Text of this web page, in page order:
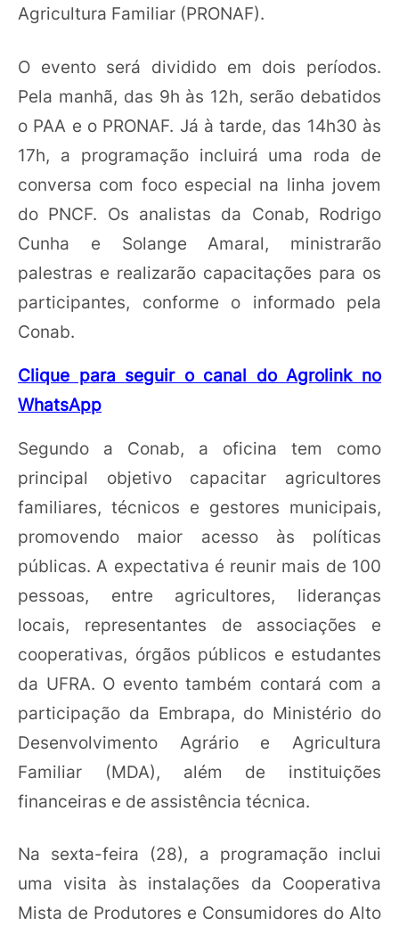
Agricultura Familiar (PRONAF).
O evento será dividido em dois períodos.
Pela manhã, das 9h às 12h, serão debatidos
o PAA e o PRONAF. Já à tarde, das 14h30 às
17h, a programação incluirá uma roda de
conversa com foco especial na linha jovem
do PNCF. Os analistas da Conab, Rodrigo
Cunha e Solange Amaral, ministrarão
palestras e realizarão capacitações para os
participantes, conforme o informado pela
Conab.
Clique para seguir o canal do Agrolink no
WhatsApp
Segundo a Conab, a oficina tem como
principal objetivo capacitar agricultores
familiares, técnicos e gestores municipais,
promovendo maior acesso às políticas
públicas. A expectativa é reunir mais de 100
pessoas, entre agricultores, lideranças
locais, representantes de associações e
cooperativas, órgãos públicos e estudantes
da UFRA. O evento também contará com a
participação da Embrapa, do Ministério do
Desenvolvimento Agrário e Agricultura
Familiar (MDA), além de instituições
financeiras e de assistência técnica.
Na sexta-feira (28), a programação inclui
uma visita às instalações da Cooperativa
Mista de Produtores e Consumidores do Alto